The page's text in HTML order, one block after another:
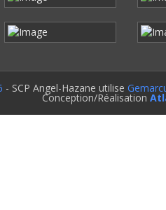
- SCP Angel-Hazane utilise
Conception/Réalisation